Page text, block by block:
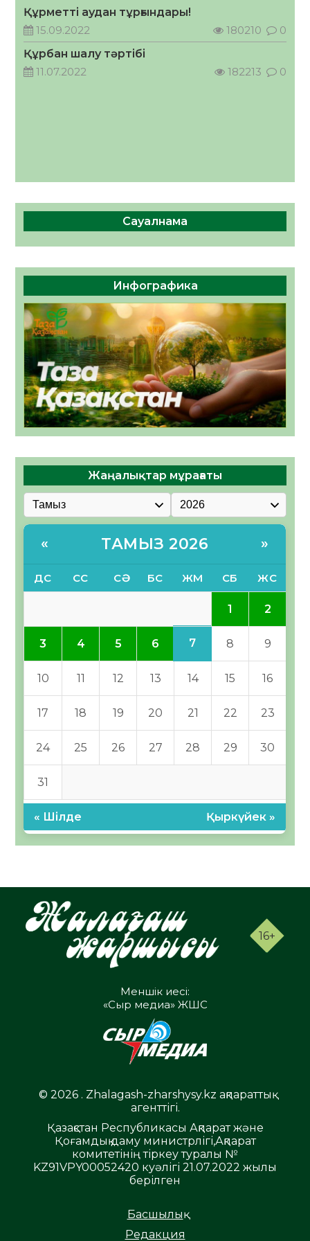
ӘРБІР ДАУЫС – ҚОҒАМ ДАМУЫНА
ҚОСЫЛҒАН ҮЛЕС
05.08.2026
Құрметті аудан тұрғындары!
15.09.2022
180210
0
Құрбан шалу тәртібі
11.07.2022
182213 0
Сауалнама
Инфографика
Жаңалықтар мұрағаты
« ТАМЫЗ 2026 »
ДС СС СӘ БС ЖМ СБ ЖС
1 2
3 4 5 6 7 8 9
10 11 12 13 14 15 16
17 18 19 20 21 22 23
24 25 26 27 28 29 30
31
« Шілде Қыркүйек »
16+
Меншік иесі:
«Сыр медиа» ЖШС
© 2026 . Zhalagash-zharshysy.kz ақпараттық
агенттігі.
Қазақстан Республикасы Ақпарат және
Қоғамдық даму министрлігі,Ақпарат
комитетінің тіркеу туралы №
KZ91VPY00052420 куәлігі 21.07.2022 жылы
берілген
Басшылық
Редакция